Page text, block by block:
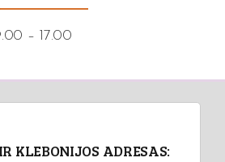
– 17.00
KLEBONIJOS ADRESAS: